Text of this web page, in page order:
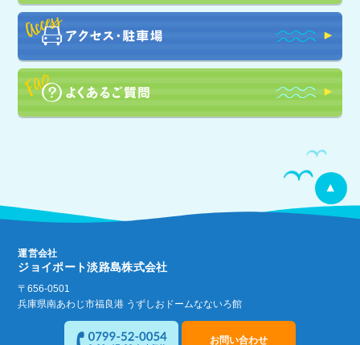
運営会社
ジョイポート淡路島株式会社
〒656-0501
兵庫県南あわじ市福良港 うずしおドームなないろ館
お問い合わせ